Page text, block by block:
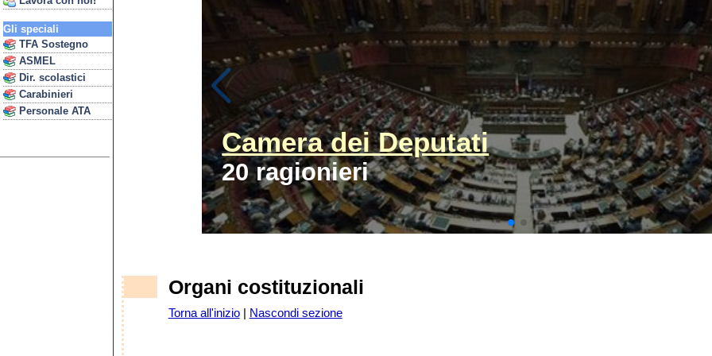
Gli speciali
TFA Sostegno
ASMEL
Dir. scolastici
Carabinieri
Personale ATA
Camera dei Deputati
20 ragionieri
Organi costituzionali
Torna all'inizio| Nascondi sezione